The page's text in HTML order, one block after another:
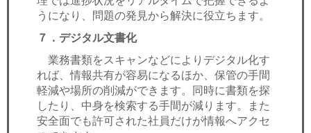
うになり、問題の発見から解決に役立ちます。
７．デジタル文書化
業務書類をスキャンなどによりデジタル化す
れば、情報共有が容易になるほか、保管の手間
軽減や場所の削減ができます。同時に書類を探
したり、中身を検索する手間が減ります。また
安全面でも許可された社員だけが情報へアクセ